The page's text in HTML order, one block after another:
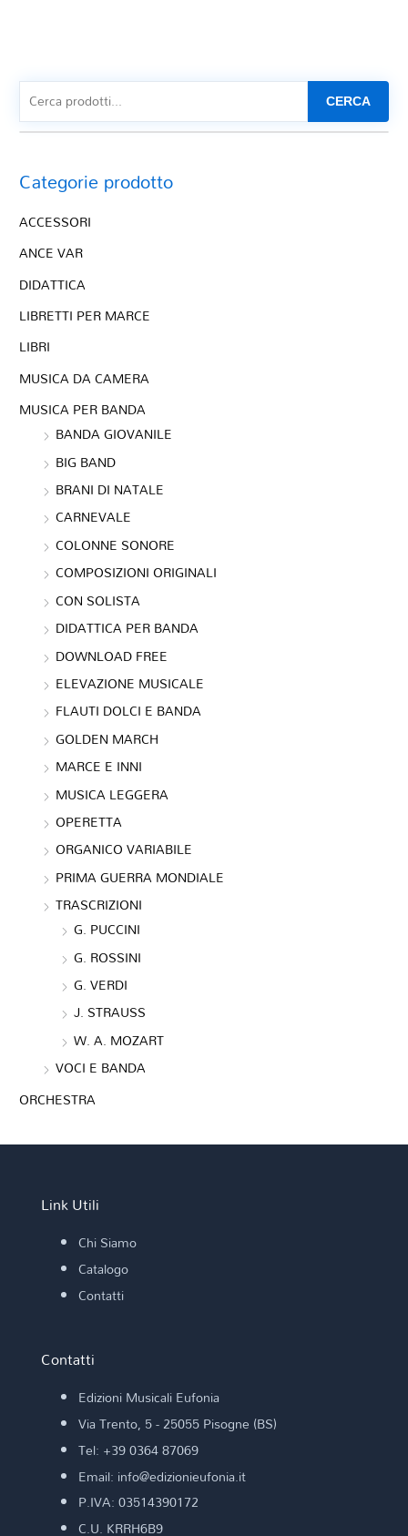
CERCA
Categorie prodotto
ACCESSORI
ANCE VAR
DIDATTICA
LIBRETTI PER MARCE
LIBRI
MUSICA DA CAMERA
MUSICA PER BANDA
BANDA GIOVANILE
BIG BAND
BRANI DI NATALE
CARNEVALE
COLONNE SONORE
COMPOSIZIONI ORIGINALI
CON SOLISTA
DIDATTICA PER BANDA
DOWNLOAD FREE
ELEVAZIONE MUSICALE
FLAUTI DOLCI E BANDA
GOLDEN MARCH
MARCE E INNI
MUSICA LEGGERA
OPERETTA
ORGANICO VARIABILE
PRIMA GUERRA MONDIALE
TRASCRIZIONI
G. PUCCINI
G. ROSSINI
G. VERDI
J. STRAUSS
W. A. MOZART
VOCI E BANDA
ORCHESTRA
Link Utili
Chi Siamo
Catalogo
Contatti
Contatti
Edizioni Musicali Eufonia
Via Trento, 5 - 25055 Pisogne (BS)
Tel: +39 0364 87069
Email: info@edizionieufonia.it
P.IVA: 03514390172
C.U. KRRH6B9